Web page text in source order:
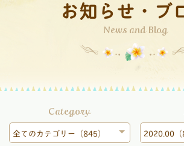
お知らせ・ブ
News and Blog
Category
全てのカテゴリー（845） 2020.00（